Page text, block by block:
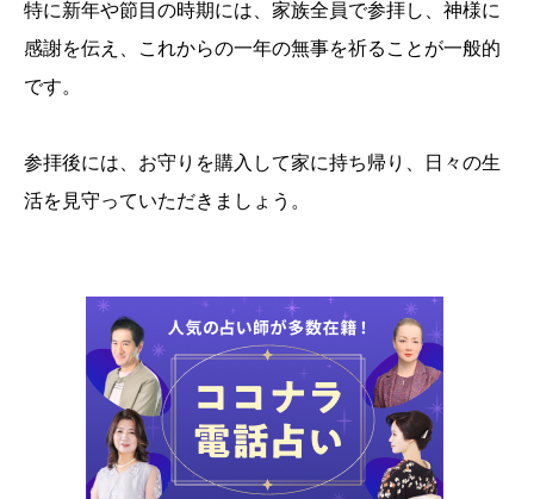
特に新年や節目の時期には、家族全員で参拝し、神様に
感謝を伝え、これからの一年の無事を祈ることが一般的
です。
参拝後には、お守りを購入して家に持ち帰り、日々の生
活を見守っていただきましょう。